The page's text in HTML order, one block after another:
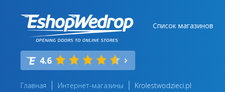
Список магазинов
4.6
Главная Интернет-магазины Krolestwodzieci.pl